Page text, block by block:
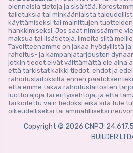
olennaisia ​​tietoja ja sisältöä.
talletuksia tai minkäänlaista
käyttämiseksi tai mainittujen
hankkimiseksi. Jos saat nimissämme
maksua tai lisätietoja, ilmoita siitä
Tavoitteenamme on jakaa hyödyllistä
rahoitus- ja kampanjatarjousten
jotkin tiedot eivät välttämättä ole aina
että tarkistat kaikki tiedot, ehdot ja
rahoituslaitoksilta ennen
että emme takaa rahoituslaitosten
luottorajoja tai erityisehtoja, ja että
tarkoitettu vain tiedoksi eikä sitä tule
oikeudelliseksi tai ammatilliseksi
Copyright © 2026 CNPJ:
BUILDER